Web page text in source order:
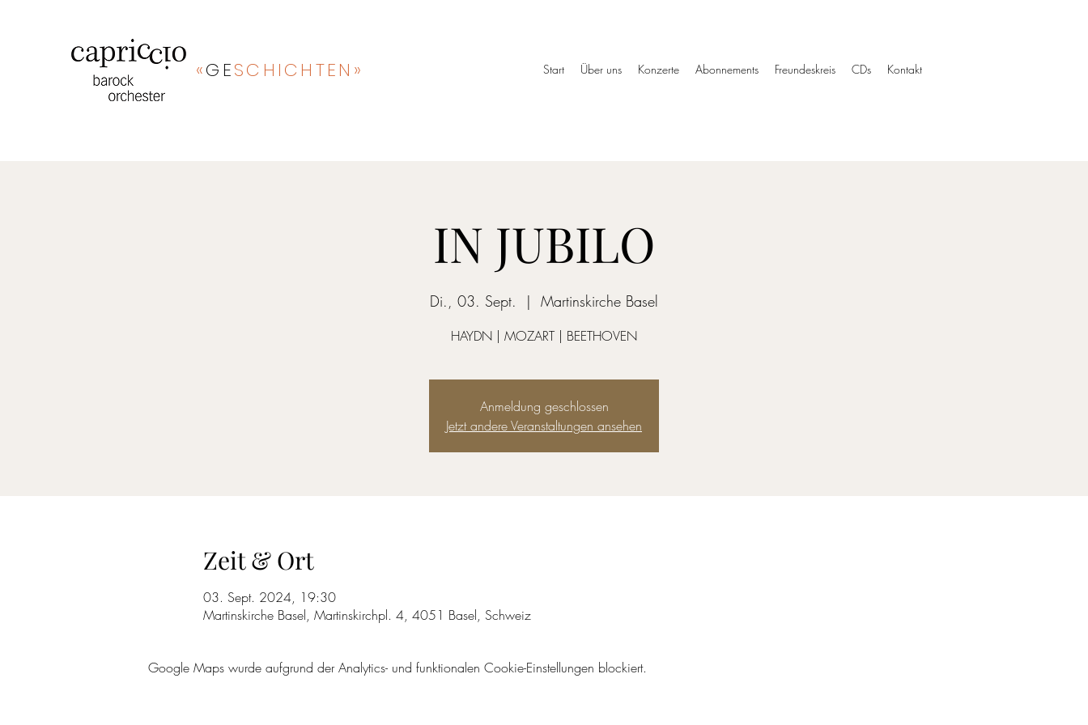
«GESCHICHTEN» Start Über uns Konzerte Abonnements Freundeskreis CDs Kontakt
IN JUBILO
Di., 03. Sept.
  |
Martinskirche Basel
HAYDN | MOZART | BEETHOVEN
Anmeldung geschlossen
Jetzt andere Veranstaltungen ansehen
Zeit & Ort
03. Sept. 2024, 19:30
Martinskirche Basel, Martinskirchpl. 4, 4051 Basel, Schweiz
Google Maps wurde aufgrund der Analytics- und funktionalen Cookie-Einstellungen blockiert.